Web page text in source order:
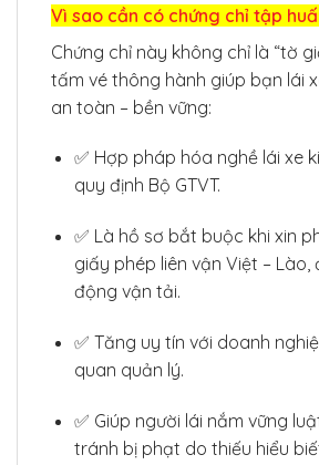
Vì sao cần có chứng chỉ tập
Chứng chỉ này không chỉ là “tờ
tấm vé thông hành giúp bạn lái
an toàn – bền vững:
✅ Hợp pháp hóa nghề lái xe
quy định Bộ GTVT.
✅ Là hồ sơ bắt buộc khi xin
giấy phép liên vận Việt –
động vận tải.
✅ Tăng uy tín với doanh
quan quản lý.
✅ Giúp người lái nắm vững
tránh bị phạt do thiếu hiểu